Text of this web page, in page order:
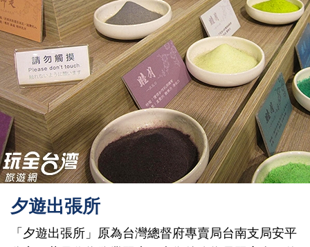
夕遊出張所
「夕遊出張所」原為台灣總督府專賣局台南支局安平